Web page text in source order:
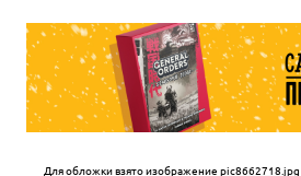
Для обложки взято изображение pic8662718.jpg